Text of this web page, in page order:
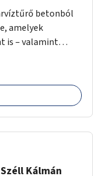
betonból
amelyek
is – valamint
Kálmán